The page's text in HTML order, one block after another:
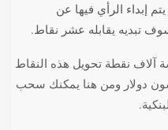
إبداء الرأي فيها عن
تبديه يقابله عشر نقاط.
نقطة تحويل هذه النقاط
دولار ومن هنا يمكنك سحب